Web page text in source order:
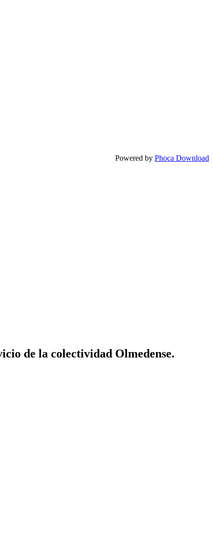
Powered by Phoca Download
de la colectividad Olmedense.